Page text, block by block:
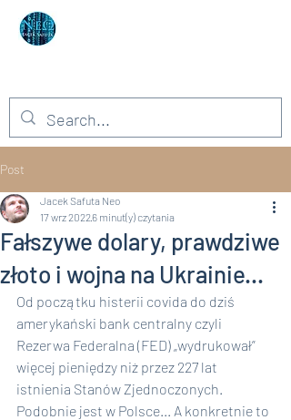
Post
Fałszywe dolary, prawdziwe
złoto i wojna na Ukrainie...
Jacek Safuta Neo
17 wrz 20226 minut(y) czytania
Od początku histerii covida do dziś
amerykański bank centralny czyli
Rezerwa Federalna (FED) „wydrukował”
więcej pieniędzy niż przez 227 lat
istnienia Stanów Zjednoczonych.
Podobnie jest w Polsce... A konkretnie to